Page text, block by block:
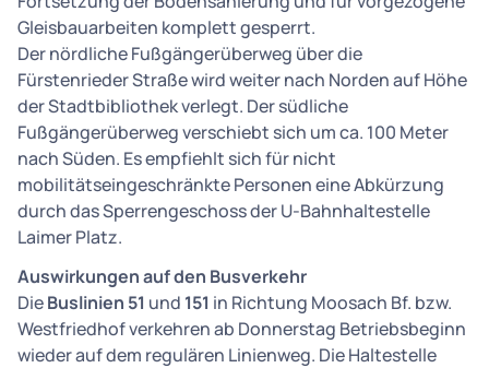
Gleisbauarbeiten komplett gesperrt.
Der nördliche Fußgängerüberweg über die
Fürstenrieder Straße wird weiter nach Norden auf Höhe
der Stadtbibliothek verlegt. Der südliche
Fußgängerüberweg verschiebt sich um ca. 100 Meter
nach Süden. Es empfiehlt sich für nicht
mobilitätseingeschränkte Personen eine Abkürzung
durch das Sperrengeschoss der U-Bahnhaltestelle
Laimer Platz.
Auswirkungen auf den Busverkehr
DieBuslinien 51 und 151 in Richtung Moosach Bf. bzw.
Westfriedhof verkehren ab Donnerstag Betriebsbeginn
wieder auf dem regulären Linienweg. Die Haltestelle